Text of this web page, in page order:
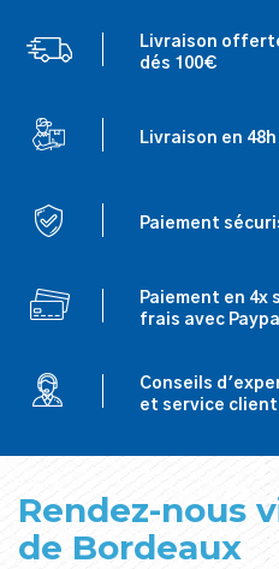
Livraison
dés 100€
Livraison en 48h
Paiement
Paiement en 4x
frais avec Paypal
Conseils
et service client
Rendez-nous
de Bordeaux